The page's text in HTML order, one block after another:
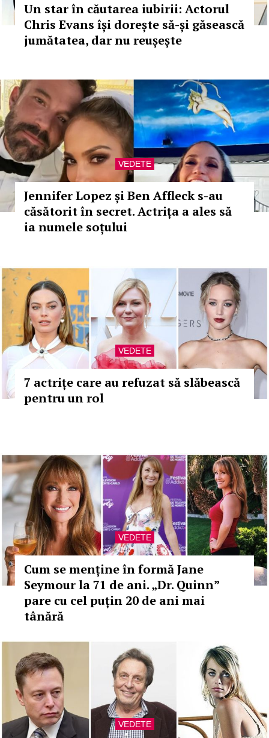
Un star în căutarea iubirii: Actorul
Chris Evans își dorește să-și găsească
jumătatea, dar nu reușește
VEDETE
Jennifer Lopez și Ben Affleck s-au
căsătorit în secret. Actrița a ales să
ia numele soțului
VEDETE
7 actrițe care au refuzat să slăbească
pentru un rol
VEDETE
Cum se menține în formă Jane
Seymour la 71 de ani. „Dr. Quinn”
pare cu cel puțin 20 de ani mai
tânără
VEDETE